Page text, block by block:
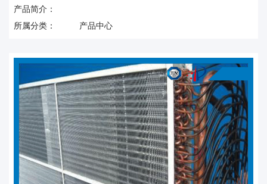
产品简介：
所属分类：
产品中心